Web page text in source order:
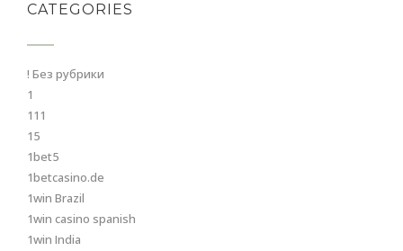
CATEGORIES
! Без рубрики
1
111
15
1bet5
1betcasino.de
1win Brazil
1win casino spanish
1win India